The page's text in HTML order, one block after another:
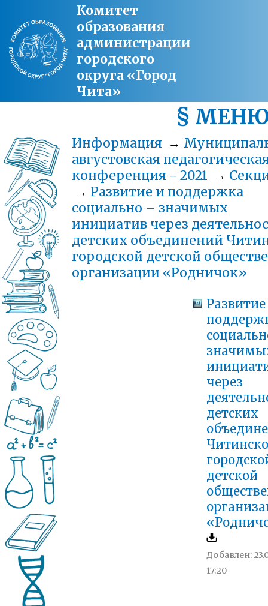
Комитет
образования
администрации
городского
округа «Город
Чита»
§
Информация →
августовская
конференция - 2021 →
→ Развитие и поддержка
социально – значимых
инициатив через
детских объединений
городской детской
организации «Родничок»
через
детских
детской
Добавлен:
17:20